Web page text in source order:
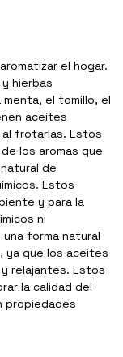
el hogar.
hierbas
menta, el tomillo, el
aceites
al frotarlas. Estos
los aromas que
de
Estos
y para la
ni
forma natural
ya que los aceites
relajantes. Estos
la calidad del
propiedades